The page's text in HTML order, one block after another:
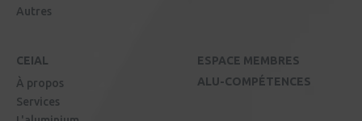
Autres
CEIAL
À propos
Services
ESPACE MEMBRES
ALU-COMPÉTENCES